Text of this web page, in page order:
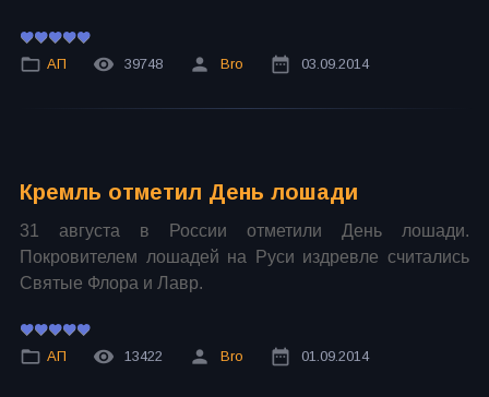
АП 39748 Bro 03.09.2014
Кремль отметил День лошади
31 августа в России отметили День лошади.
Покровителем лошадей на Руси издревле считались
Святые Флора и Лавр.
АП 13422 Bro 01.09.2014